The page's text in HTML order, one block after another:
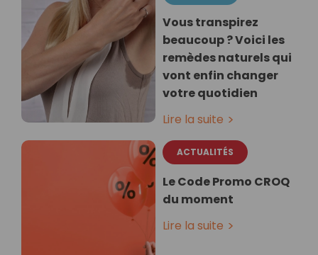
Vous transpirez
beaucoup ? Voici les
remèdes naturels qui
vont enfin changer
votre quotidien
Lire la suite
ACTUALITÉS
Le Code Promo CROQ
du moment
Lire la suite